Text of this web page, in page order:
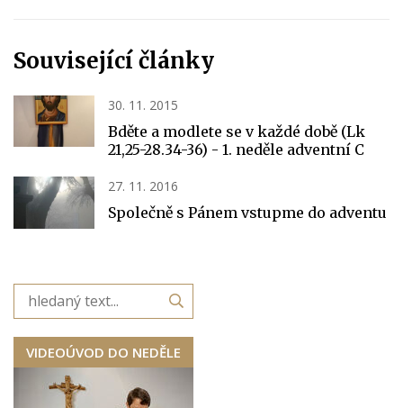
Související články
30. 11. 2015
Bděte a modlete se v každé době (Lk
21,25-28.34-36) - 1. neděle adventní C
27. 11. 2016
Společně s Pánem vstupme do adventu
VIDEOÚVOD DO NEDĚLE